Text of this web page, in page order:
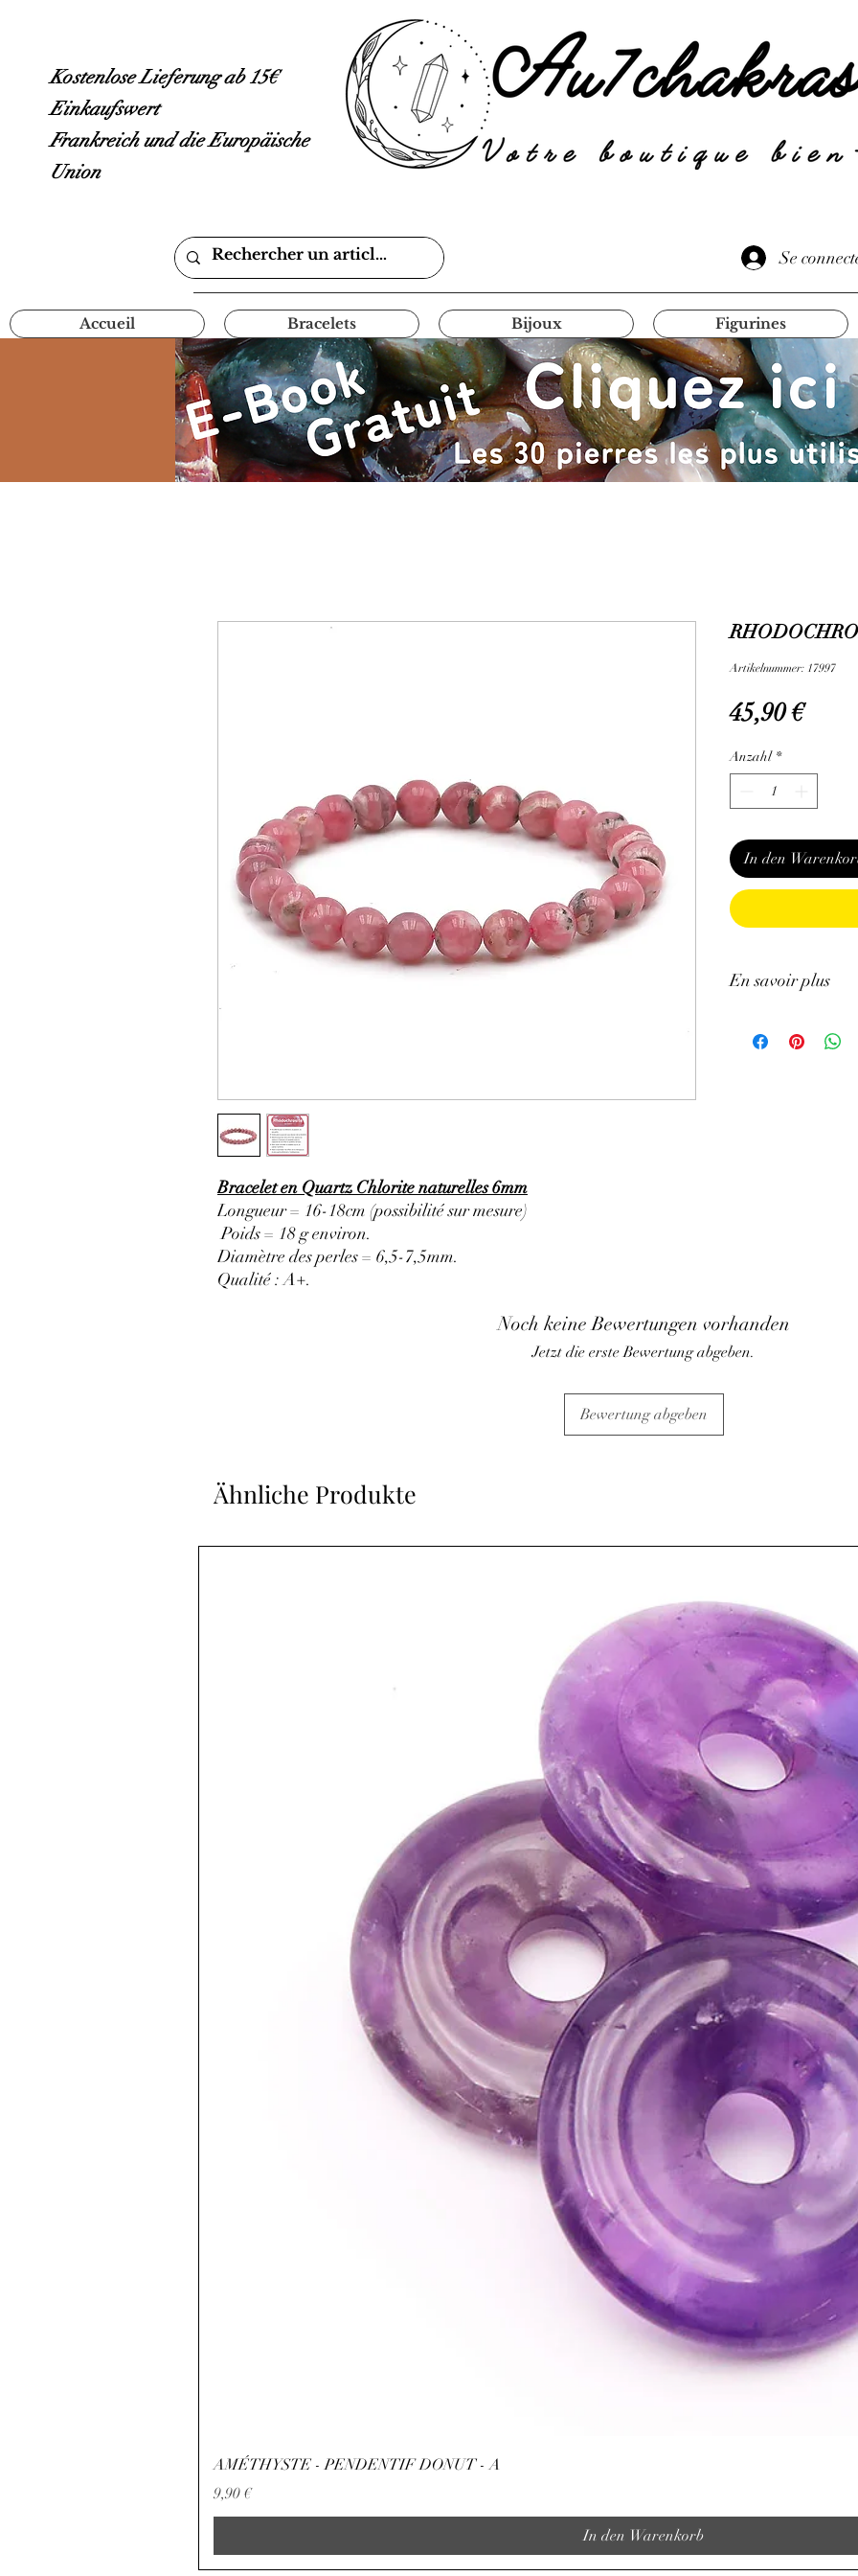
Kostenlose Lieferung ab 15€
Einkaufswert
Frankreich und die Europäische
Union
Se
Accueil Bracelets Bijoux Figurines
Bracelet en Quartz Chlorite naturelles 6mm
Longueur = 16-18cm (possibilité sur mesure)
Poids = 18 g environ.
Diamètre des perles = 6,5-7,5mm.
Qualité : A+.
Artikelnummer: 17997
45,90 €Preis
Anzahl *
In den
En savoir plus
n'exclut en aucun
Noch keine Bewertungen vorhanden
Jetzt die erste Bewertung abgeben.
Bewertung abgeben
Ähnliche Produkte
AMÉTHYSTE - PENDENTIF DONUT - A
Preis
9,90 €
In den Warenkorb